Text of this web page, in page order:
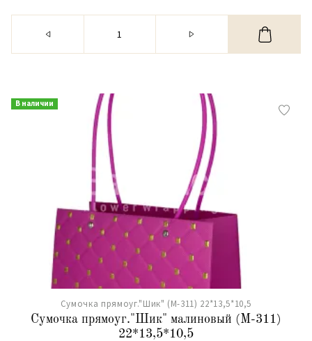
В наличии
Сумочка прямоуг."Шик" (М-311) 22*13,5*10,5
Сумочка прямоуг."Шик" малиновый (М-311)
22*13,5*10,5